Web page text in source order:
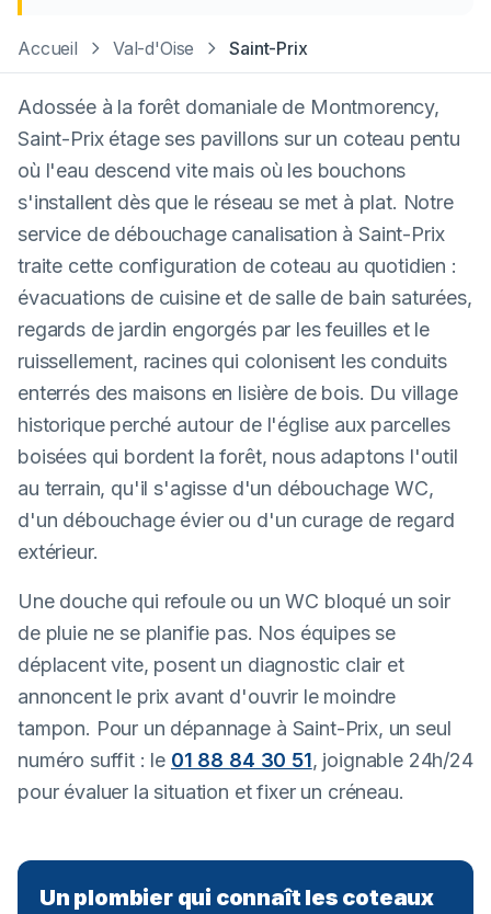
Accueil Val-d'Oise Saint-Prix
Adossée à la forêt domaniale de Montmorency,
Saint-Prix étage ses pavillons sur un coteau pentu
où l'eau descend vite mais où les bouchons
s'installent dès que le réseau se met à plat. Notre
service de débouchage canalisation à Saint-Prix
traite cette configuration de coteau au quotidien :
évacuations de cuisine et de salle de bain saturées,
regards de jardin engorgés par les feuilles et le
ruissellement, racines qui colonisent les conduits
enterrés des maisons en lisière de bois. Du village
historique perché autour de l'église aux parcelles
boisées qui bordent la forêt, nous adaptons l'outil
au terrain, qu'il s'agisse d'un débouchage WC,
d'un débouchage évier ou d'un curage de regard
extérieur.
Une douche qui refoule ou un WC bloqué un soir
de pluie ne se planifie pas. Nos équipes se
déplacent vite, posent un diagnostic clair et
annoncent le prix avant d'ouvrir le moindre
tampon. Pour un dépannage à Saint-Prix, un seul
numéro suffit : le 01 88 84 30 51, joignable 24h/24
pour évaluer la situation et fixer un créneau.
Un plombier qui connaît les coteaux